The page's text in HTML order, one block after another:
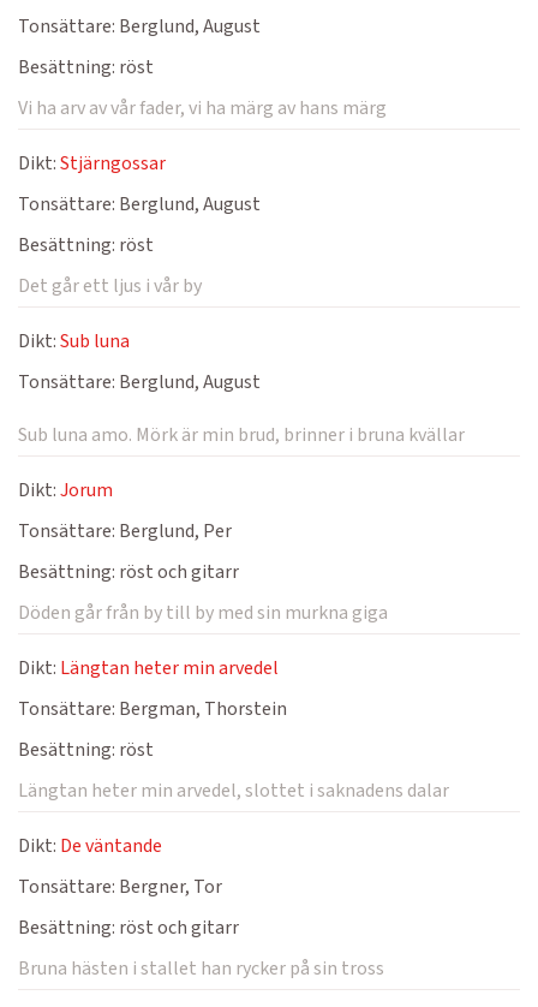
Tonsättare: Berglund, August
Besättning: röst
Vi ha arv av vår fader, vi ha märg av hans märg
Dikt:Stjärngossar
Tonsättare: Berglund, August
Besättning: röst
Det går ett ljus i vår by
Dikt:Sub luna
Tonsättare: Berglund, August
Sub luna amo. Mörk är min brud, brinner i bruna kvällar
Dikt:Jorum
Tonsättare: Berglund, Per
Besättning: röst och gitarr
Döden går från by till by med sin murkna giga
Dikt: Längtan heter min arvedel
Tonsättare: Bergman, Thorstein
Besättning: röst
Längtan heter min arvedel, slottet i saknadens dalar
Dikt: De väntande
Tonsättare: Bergner, Tor
Besättning: röst och gitarr
Bruna hästen i stallet han rycker på sin tross